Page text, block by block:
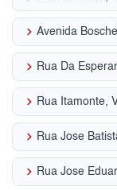
keyboard_arrow_right Avenida
keyboard_arrow_right Rua Da
keyboard_arrow_right Rua Itamonte,
keyboard_arrow_right Rua Jose
keyboard_arrow_right Rua Jose